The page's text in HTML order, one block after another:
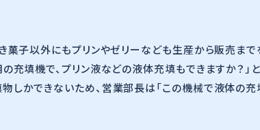
き菓子以外にもプリンやゼリーなども生産から販売ま
の充填機で、プリン液などの液体充填もできますか？」
しかできないため、営業部長は「この機械で液体の